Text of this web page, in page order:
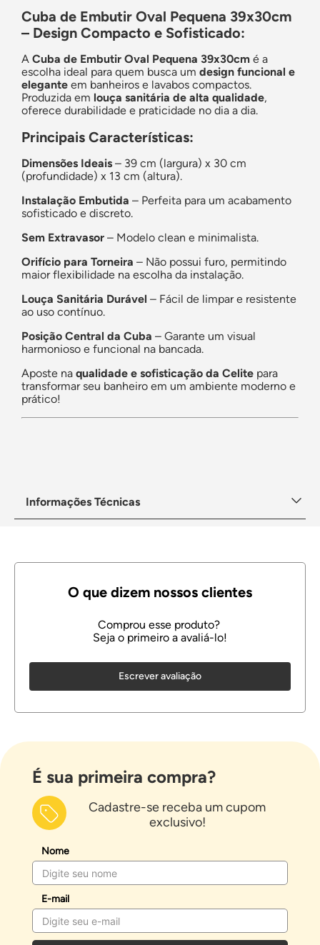
Cuba de Embutir Oval Pequena 39x30cm
– Design Compacto e Sofisticado:
A Cuba de Embutir Oval Pequena 39x30cm é a
escolha ideal para quem busca um design funcional e
elegante em banheiros e lavabos compactos.
Produzida em louça sanitária de alta qualidade,
oferece durabilidade e praticidade no dia a dia.
Principais Características:
Dimensões Ideais – 39 cm (largura) x 30 cm
(profundidade) x 13 cm (altura).
Instalação Embutida – Perfeita para um acabamento
sofisticado e discreto.
Sem Extravasor – Modelo clean e minimalista.
Orifício para Torneira – Não possui furo, permitindo
maior flexibilidade na escolha da instalação.
Louça Sanitária Durável – Fácil de limpar e resistente
ao uso contínuo.
Posição Central da Cuba – Garante um visual
harmonioso e funcional na bancada.
Aposte na qualidade e sofisticação da Celite para
transformar seu banheiro em um ambiente moderno e
prático!
Informações Técnicas
Escrever avaliação
É sua primeira compra?
Cadastre-se receba um cupom
exclusivo!
Nome
E-mail